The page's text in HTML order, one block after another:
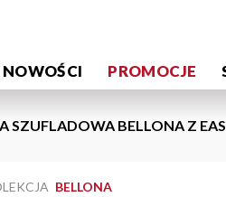
NOWOŚCI PROMOCJE
SZUFLADOWA BELLONA Z
BELLONA